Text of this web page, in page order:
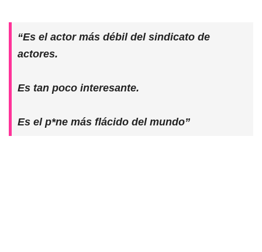
“Es el actor más débil del sindicato de
actores.
Es tan poco interesante.
Es el p*ne más flácido del mundo”